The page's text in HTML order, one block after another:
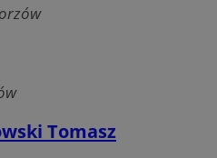
Tomasz